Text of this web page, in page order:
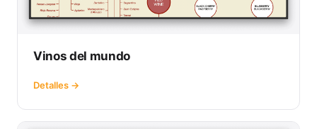
Vinos del mundo
Detalles →